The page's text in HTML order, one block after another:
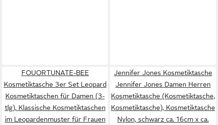
FOUORTUNATE-BEE
Kosmetiktasche 3er Set Leopard
Kosmetiktaschen für Damen (3-
tlg), Klassische Kosmetiktaschen
im Leopardenmuster für Frauen
Jennifer Jones Kosmetiktasche
Jennifer Jones Damen Herren
Kosmetiktasche (Kosmetiktasche,
Kosmetiktasche), Kosmetiktasche
Nylon, schwarz ca. 16cm x ca.